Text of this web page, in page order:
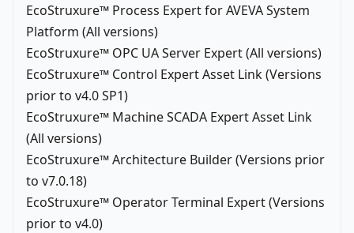
EcoStruxure™ Process Expert for AVEVA System
Platform (All versions)
EcoStruxure™ OPC UA Server Expert (All versions)
EcoStruxure™ Control Expert Asset Link (Versions
prior to v4.0 SP1)
EcoStruxure™ Machine SCADA Expert Asset Link
(All versions)
EcoStruxure™ Architecture Builder (Versions prior
to v7.0.18)
EcoStruxure™ Operator Terminal Expert (Versions
prior to v4.0)